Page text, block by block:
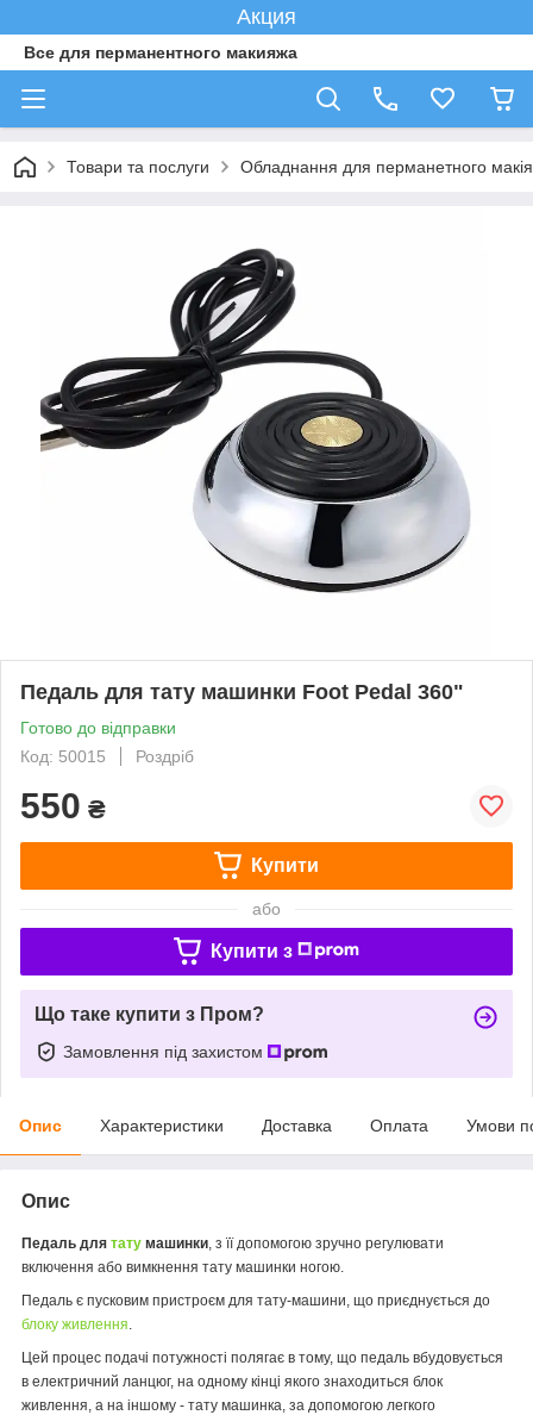
Акция
Все для перманентного макияжа
Товари та послуги Обладнання для перманетного
Педаль для тату машинки Foot Pedal 360"
Готово до відправки
Код: 50015
Роздріб
550 ₴
Купити
або
Купити з
Що таке купити з Пром?
Замовлення під захистом
Опис Характеристики Доставка Оплата Умови
Опис
Педаль для тату машинки , з її допомогою зручно регулювати
включення або вимкнення тату машинки ногою.
Педаль є пусковим пристроєм для тату-машини, що приєднується до
блоку живлення
Цей процес подачі потужності полягає в тому, що педаль вбудовується
в електричний ланцюг, на одному кінці якого знаходиться блок
живлення, а на іншому - тату машинка, за допомогою легкого